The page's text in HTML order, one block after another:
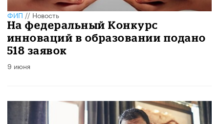
ФИП//Новость
На федеральный Конкурс
инноваций в образовании подано
518 заявок
9 июня